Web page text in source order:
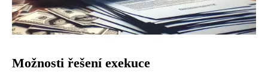
Možnosti řešení exekuce